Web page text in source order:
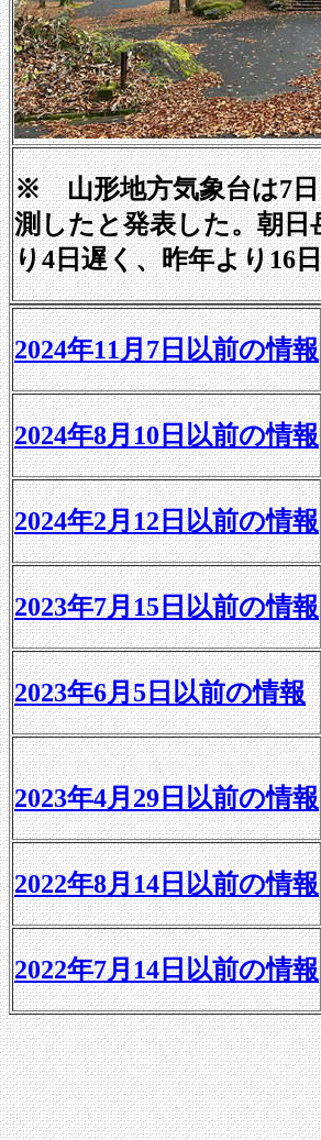
※ 山形地方気象台は7日
測したと発表した。朝日
り4日遅く、昨年より16
2024年11月7日以前の情報
2024年8月10日以前の情報
2024年2月12日以前の情報
2023年7月15日以前の情報
2023年6月5日以前の情報
2023年4月29日以前の情報
2022年8月14日以前の情報
2022年7月14日以前の情報